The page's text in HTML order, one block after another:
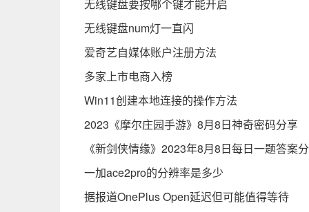
无线键盘要按哪个键才能开启
无线键盘num灯一直闪
爱奇艺自媒体账户注册方法
多家上市电商入榜
Win11创建本地连接的操作方法
2023《摩尔庄园手游》8月8日神奇密码分享
《新剑侠情缘》2023年8月8日每日一题答案
一加ace2pro的分辨率是多少
据报道OnePlus Open延迟但可能值得等待